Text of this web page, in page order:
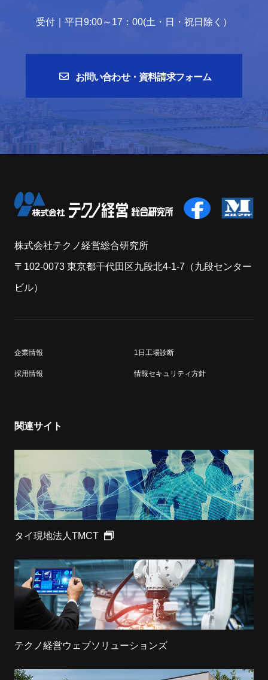
受付｜平日9:00～17：00(土・日・祝日除く）
お問い合わせ・資料請求フォーム
株式会社テクノ経営総合研究所
〒102-0073 東京都干代田区九段北4-1-7（九段センター
ビル）
企業情報 1日工場診断
採用情報 情報セキュリティ方針
関連サイト
タイ現地法人TMCT
テクノ経営ウェブソリューションズ